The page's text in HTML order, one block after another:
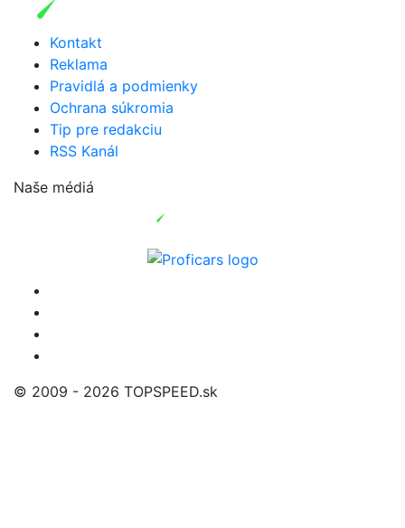
Kontakt
Reklama
Pravidlá a podmienky
Ochrana súkromia
Tip pre redakciu
RSS Kanál
Naše médiá
© 2009 - 2026 TOPSPEED.sk